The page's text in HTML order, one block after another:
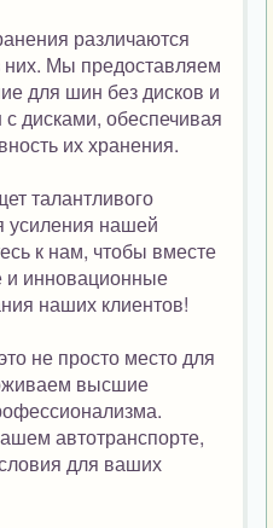
различаются
Мы предоставляем
для шин без дисков и
дисками, обеспечивая
их хранения.
талантливого
усиления нашей
к нам, чтобы вместе
и инновационные
наших клиентов!
не просто место для
высшие
автотранспорте,
для ваших